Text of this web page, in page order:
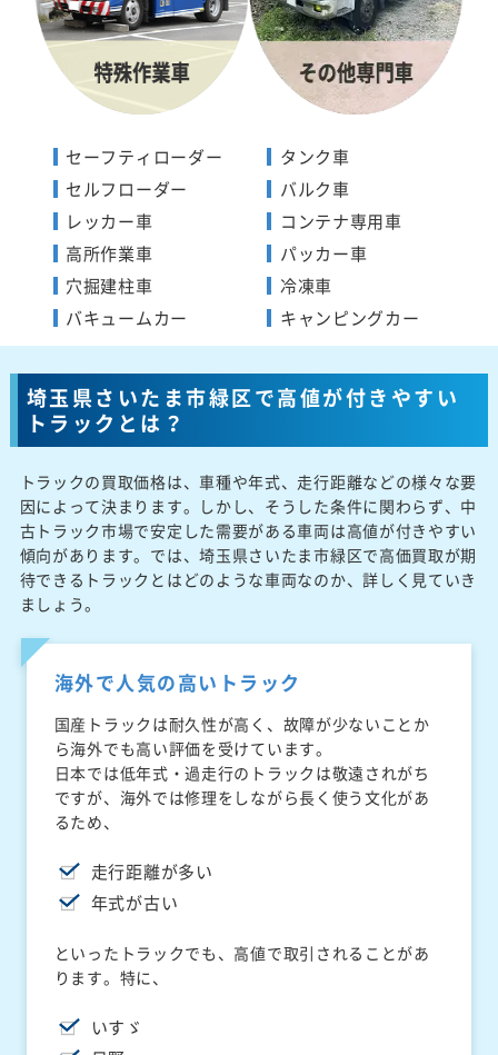
セーフティローダー
セルフローダー
レッカー車
高所作業車
穴掘建柱車
バキュームカー
タンク車
バルク車
コンテナ専用車
パッカー車
冷凍車
キャンピングカー
埼玉県さいたま市緑区で高値が付きやすい
トラックとは？
トラックの買取価格は、車種や年式、走行距離などの様々な要
因によって決まります。しかし、そうした条件に関わらず、中
古トラック市場で安定した需要がある車両は高値が付きやすい
傾向があります。では、埼玉県さいたま市緑区で高価買取が期
待できるトラックとはどのような車両なのか、詳しく見ていき
ましょう。
海外で人気の高いトラック
国産トラックは耐久性が高く、故障が少ないことか
ら海外でも高い評価を受けています。
日本では低年式・過走行のトラックは敬遠されがち
ですが、海外では修理をしながら長く使う文化があ
るため、
走行距離が多い
年式が古い
といったトラックでも、高値で取引されることがあ
ります。特に、
いすゞ